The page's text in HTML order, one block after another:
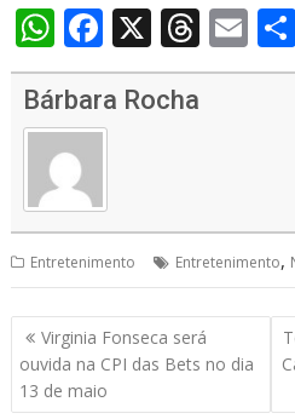
W
h
at
s
A
p
p
F
ac
e
b
o
k
X T
h
s
E
m
Bárbara Rocha
Entretenimento Entretenimento,
Navegação
de
Post
Virginia Fonseca será
ouvida na CPI das Bets no dia
13 de maio